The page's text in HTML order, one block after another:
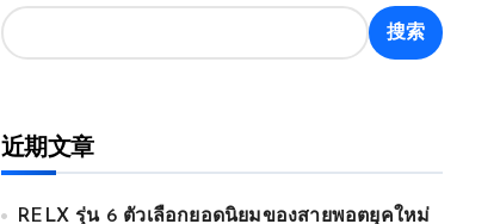
搜索
近期文章
RELX รุ่น 6 ตัวเลือกยอดนิยมของสายพอตยุคใหม่